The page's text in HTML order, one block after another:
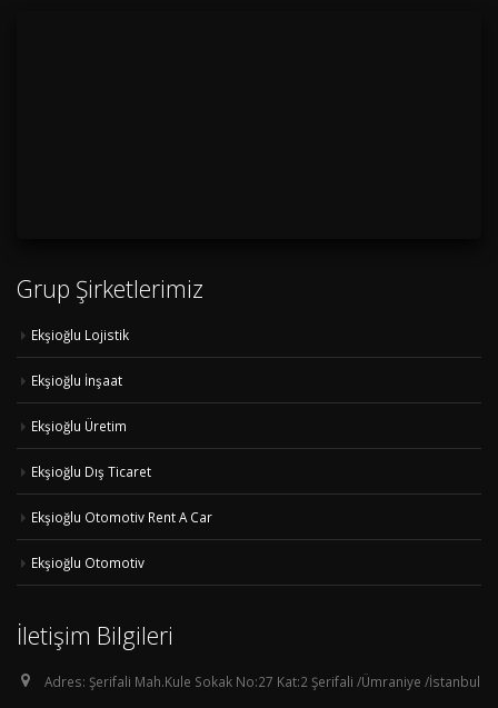
Grup Şirketlerimiz
Ekşioğlu Lojistik
Ekşioğlu İnşaat
Ekşioğlu Üretim
Ekşioğlu Dış Ticaret
Ekşioğlu Otomotiv Rent A Car
Ekşioğlu Otomotiv
İletişim Bilgileri
Adres: Şerifali Mah.Kule Sokak No:27 Kat:2 Şerifali /Ümraniye /İstanbul